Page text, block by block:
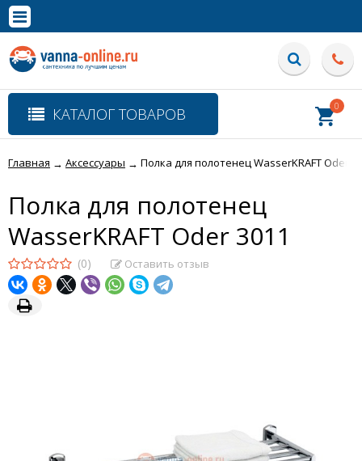
Полная версия сайта
КАТАЛОГ ТОВАРОВ 0
Главная → Аксессуары → Полка для полотенец WasserKRAFT Oder
Полка для полотенец
WasserKRAFT Oder 3011
(0) Оставить отзыв